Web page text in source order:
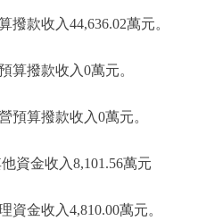
款收入44,636.02萬元。
撥款收入0萬元。
算撥款收入0萬元。
金收入8,101.56萬元
金收入4,810.00萬元。